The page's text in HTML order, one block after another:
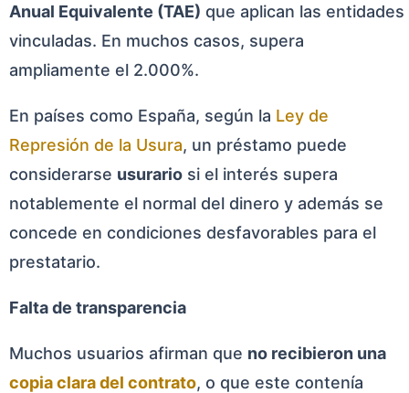
Anual Equivalente (TAE) que aplican las entidades
vinculadas. En muchos casos, supera
ampliamente el 2.000%.
En países como España, según la Ley de
Represión de la Usura, un préstamo puede
considerarse usurario si el interés supera
notablemente el normal del dinero y además se
concede en condiciones desfavorables para el
prestatario.
Falta de transparencia
Muchos usuarios afirman que no recibieron una
copia clara del contrato, o que este contenía